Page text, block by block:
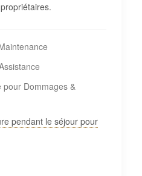
pour Dommages &
pendant le séjour pour